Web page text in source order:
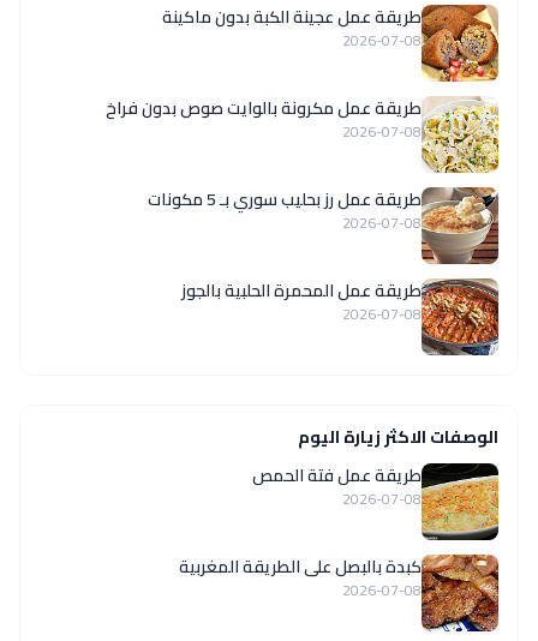
طريقة عمل عجينة الكبة بدون ماكينة
2026-07-08
طريقة عمل مكرونة بالوايت صوص بدون فراخ
2026-07-08
طريقة عمل رز بحليب سوري بـ 5 مكونات
2026-07-08
طريقة عمل المحمرة الحلبية بالجوز
2026-07-08
الوصفات الاكثر زيارة اليوم
طريقة عمل فتة الحمص
2026-07-08
كبدة بالبصل على الطريقة المغربية
2026-07-08